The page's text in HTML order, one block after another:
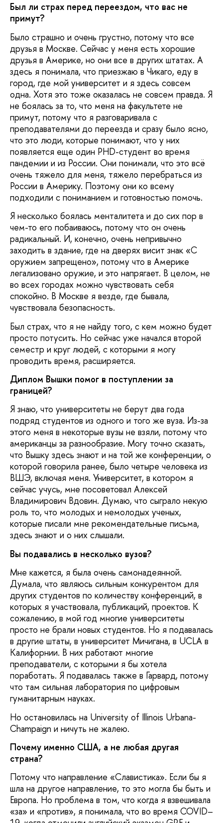
Был ли страх перед переездом, что вас не
примут?
Было страшно и очень грустно, потому что все
друзья в Москве. Сейчас у меня есть хорошие
друзья в Америке, но они все в других штатах. А
здесь я понимала, что приезжаю в Чикаго, еду в
город, где мой университет и я здесь совсем
одна. Хотя это тоже оказалась не совсем правда. Я
не боялась за то, что меня на факультете не
примут, потому что я разговаривала с
преподавателями до переезда и сразу было ясно,
что это люди, которые понимают, что у них
появляется еще один PHD-студент во время
пандемии и из России. Они понимали, что это всё
очень тяжело для меня, тяжело перебраться из
России в Америку. Поэтому они ко всему
подходили с пониманием и готовностью помочь.
Я несколько боялась менталитета и до сих пор в
чем-то его побаиваюсь, потому что он очень
радикальный. И, конечно, очень непривычно
заходить в здание, где на дверях висит знак «С
оружием запрещено», потому что в Америке
легализовано оружие, и это напрягает. В целом, не
во всех городах можно чувствовать себя
спокойно. В Москве я везде, где бывала,
чувствовала безопасность.
Был страх, что я не найду того, с кем можно будет
просто потусить. Но сейчас уже начался второй
семестр и круг людей, с которыми я могу
проводить время, расширяется.
Диплом Вышки помог в поступлении за
границей?
Я знаю, что университеты не берут два года
подряд студентов из одного и того же вуза. Из-за
этого меня в некоторые вузы не взяли, потому что
американцы за разнообразие. Могу точно сказать,
что Вышку здесь знают и на той же конференции, о
которой говорила ранее, было четыре человека из
ВШЭ, включая меня. Университет, в котором я
сейчас учусь, мне посоветовал Алексей
Владимирович Вдовин. Думаю, что сыграло некую
роль то, что молодых и немолодых ученых,
которые писали мне рекомендательные письма,
здесь знают и о них слышали.
Вы подавались в несколько вузов?
Мне кажется, я была очень самонадеянной.
Думала, что являюсь сильным конкурентом для
других студентов по количеству конференций, в
которых я участвовала, публикаций, проектов. К
сожалению, в мой год многие университеты
просто не брали новых студентов. Но я подавалась
в другие штаты, в университет Мичигана, в UCLA в
Калифорнии. В них работают многие
преподаватели, с которыми я бы хотела
поработать. Я подавалась также в Гарвард, потому
что там сильная лаборатория по цифровым
гуманитарным науках.
Но остановилась на University of Illinois Urbana-
Champaign и ничуть не жалею.
Почему именно США, а не любая другая
страна?
Потому что направление «Славистика». Если бы я
шла на другое направление, то это могла бы быть и
Европа. Но проблема в том, что когда я взвешивала
«за» и «против», я понимала, что во время COVID–